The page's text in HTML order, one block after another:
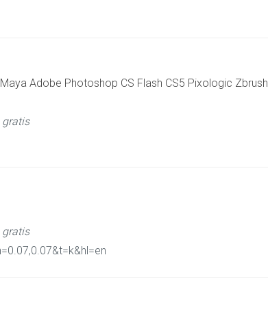
Adobe Photoshop CS Flash CS5 Pixologic Zbrush
gratis
gratis